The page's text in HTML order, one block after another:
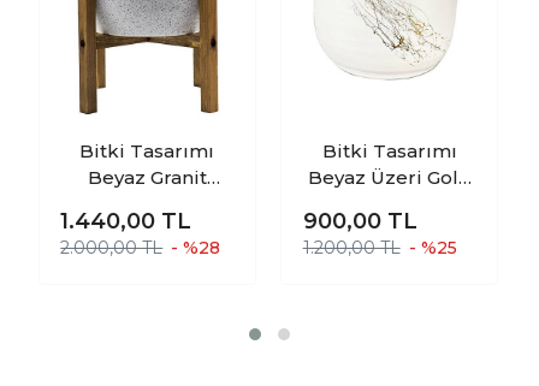
Bitki Tasarımı
Beyaz Granit
Saksılık Salon
Çiçeklik 4 Ayaklı -
1.440,00 TL
2.000,00 TL - %28
Bitki Tasarımı
Beyaz Üzeri Gold
Toprak Saksı
Saksılık Salon
900,00 TL
1.200,00 TL - %25